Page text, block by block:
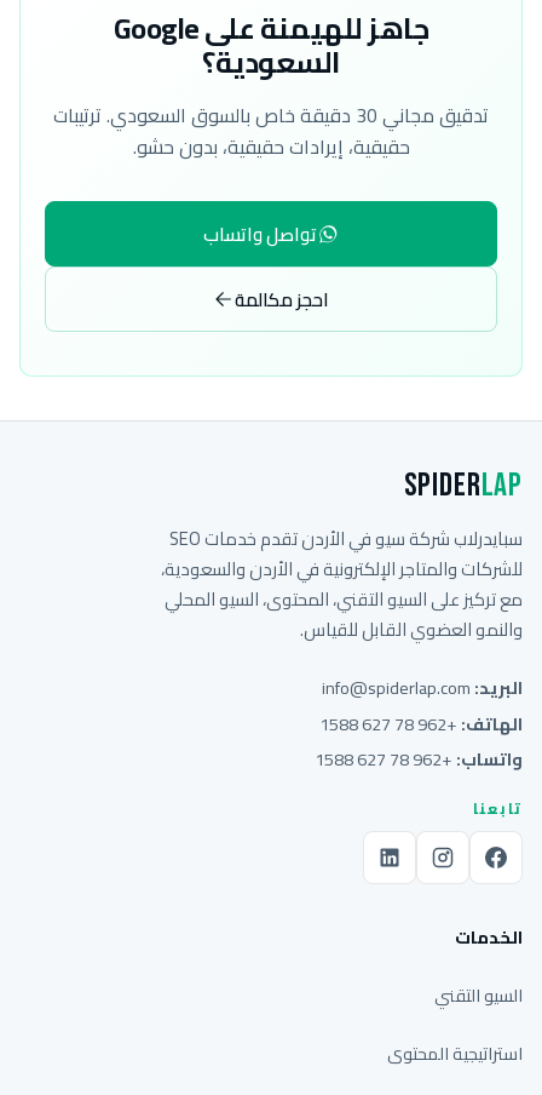
جاهز للهيمنة على Google
السعودية؟
تدقيق مجاني 30 دقيقة خاص بالسوق السعودي. ترتيبات
حقيقية، إيرادات حقيقية، بدون حشو.
تواصل واتساب
احجز مكالمة
SpiderLap
سبايدرلاب شركة سيو في الأردن تقدم خدمات SEO
للشركات والمتاجر الإلكترونية في الأردن والسعودية،
مع تركيز على السيو التقني، المحتوى، السيو المحلي
والنمو العضوي القابل للقياس.
البريد:info@spiderlap.com
الهاتف:+962 78 627 1588
واتساب:+962 78 627 1588
تابعنا
الخدمات
السيو التقني
استراتيجية المحتوى